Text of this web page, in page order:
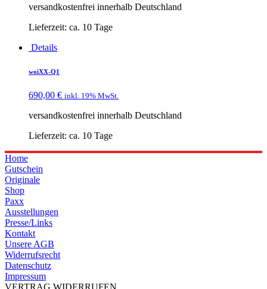
versandkostenfrei innerhalb Deutschland
Lieferzeit: ca. 10 Tage
Details
woiXX-Q1
690,00 € inkl. 19% MwSt.
versandkostenfrei innerhalb Deutschland
Lieferzeit: ca. 10 Tage
Home
Gutschein
Originale
Shop
Paxx
Ausstellungen
Presse/Links
Kontakt
Unsere AGB
Widerrufsrecht
Datenschutz
Impressum
VERTRAG WIDERRUFEN